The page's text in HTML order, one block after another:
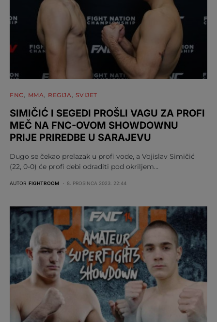
FNC MMA REGIJA SVIJET
SIMIČIĆ I SEGEDI PROŠLI VAGU ZA PROFI
MEČ NA FNC-OVOM SHOWDOWNU
PRIJE PRIREDBE U SARAJEVU
Dugo se čekao prelazak u profi vode, a Vojislav Simičić
(22, 0-0) će profi debi odraditi pod okriljem…
AUTOR FIGHTROOM 8. PROSINCA 2023. 22:44